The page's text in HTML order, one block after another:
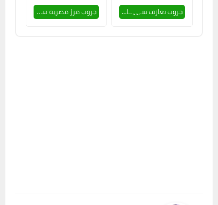
جروب تعارف سـ،،،،،ــاخن 🔥🥵 جروب مزز مصرية سـ،،،،ــاخنة 🥵